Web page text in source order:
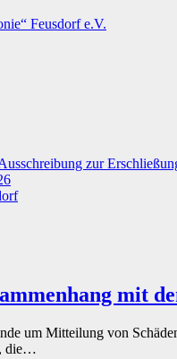
Feusdorf e.V.
zur
mit
um Mitteilung von
die…